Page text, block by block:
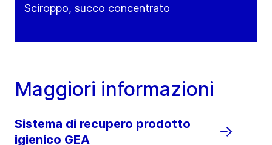
Sciroppo, succo concentrato
Maggiori informazioni
Sistema di recupero prodotto
igienico GEA